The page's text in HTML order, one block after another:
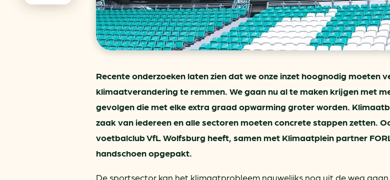
Recente onderzoeken laten zien dat we onze inzet hoognodig moeten
klimaatverandering te remmen. We gaan nu al te maken krijgen met
gevolgen die met elke extra graad opwarming groter worden.
zaak van iedereen en alle sectoren moeten concrete stappen zetten.
voetbalclub VfL Wolfsburg heeft, samen met Klimaatplein partner
handschoen opgepakt.
De sportsector kan het klimaatprobleem nauwelijks nog uit de weg